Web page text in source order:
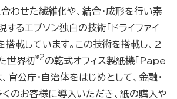
わせた繊維化や、結合・成形を行い素
るエプソン独自の技術「ドライファイ
搭載しています。この技術を搭載し、2
世界初*2の乾式オフィス製紙機「Pape
公庁・自治体をはじめとして、金融・
くのお客様に導入いただき、紙の購入や